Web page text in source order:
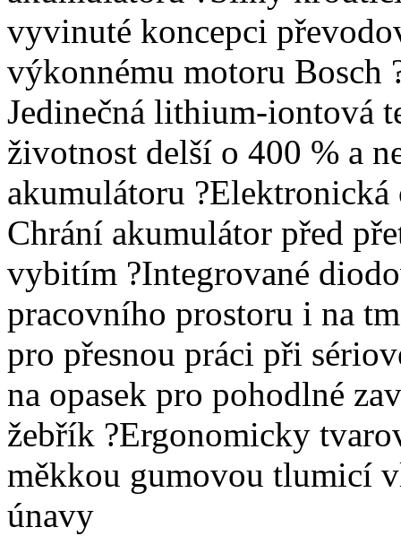
vyvinuté koncepci
výkonnému motoru
Jedinečná lithium-iontová
životnost delší o 400 % a
akumulátoru
Chrání akumulátor před
vybitím ?Integrované
pracovního prostoru i na
pro přesnou práci při
na opasek pro pohodlné
žebřík ?Ergonomicky
měkkou gumovou tlumicí
únavy